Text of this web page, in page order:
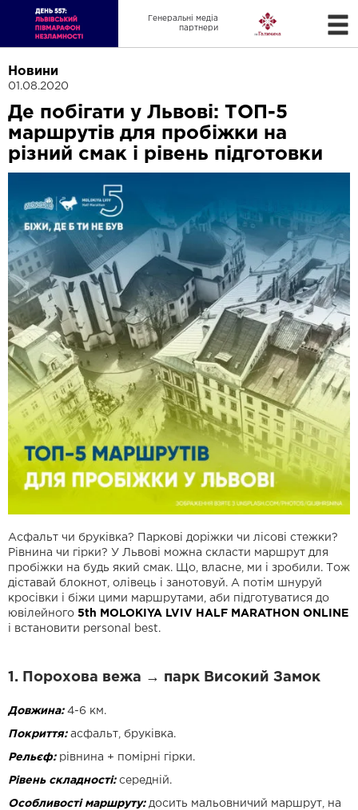
Генеральні медіа
партнери
Новини
01.08.2020
Де побігати у Львові: ТОП-5
маршрутів для пробіжки на
різний смак і рівень підготовки
Асфальт чи бруківка? Паркові доріжки чи лісові стежки?
Рівнина чи гірки? У Львові можна скласти маршрут для
пробіжки на будь який смак. Що, власне, ми і зробили. Тож
діставай блокнот, олівець і занотовуй. А потім шнуруй
кросівки і біжи цими маршрутами, аби підготуватися до
ювілейного 5th MOLOKIYA LVIV HALF MARATHON ONLINE
і встановити personal best.
1. Порохова вежа → парк Високий Замок
Довжина: 4-6 км.
Покриття: асфальт, бруківка.
Рельєф:рівнина + помірні гірки.
Рівень складності:середній.
Особливості маршруту: досить мальовничий маршрут, на